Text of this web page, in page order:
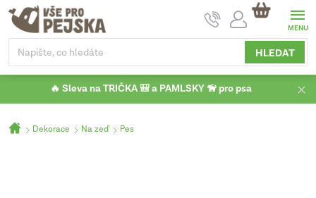
Přejít
obsah
HLEDAT
NÁKUPNÍ
KOŠÍK
🔥 Sleva na TRIČKA 🎒 a PAMLSKY 🦮 pro psa
DomůDekorace Na zeď Pes